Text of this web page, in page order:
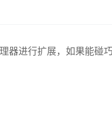
器进行扩展，如果能碰